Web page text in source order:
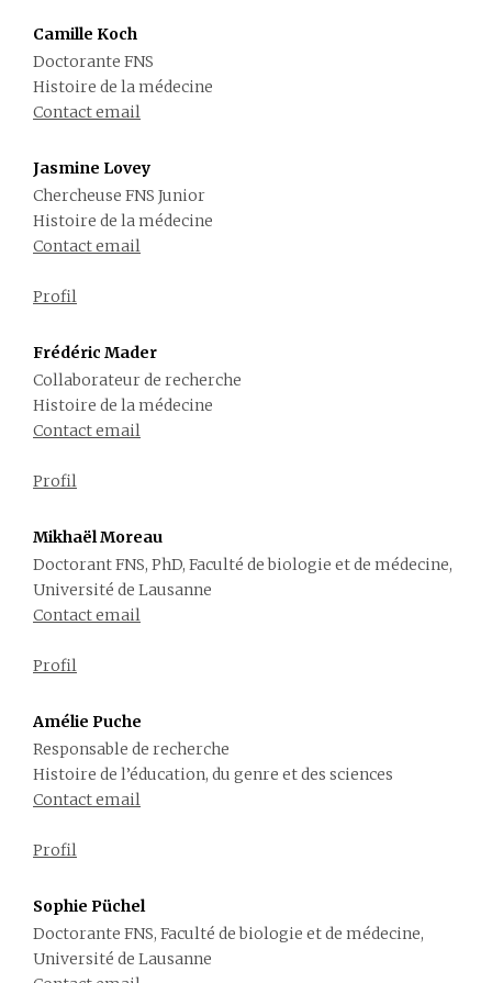
Camille Koch
Doctorante FNS
Histoire de la médecine
Contact email
Jasmine Lovey
Chercheuse FNS Junior
Histoire de la médecine
Contact email
Profil
Frédéric Mader
Collaborateur de recherche
Histoire de la médecine
Contact email
Profil
Mikhaël Moreau
Doctorant FNS, PhD, Faculté de biologie et de médecine,
Université de Lausanne
Contact email
Profil
Amélie Puche
Responsable de recherche
Histoire de l’éducation, du genre et des sciences
Contact email
Profil
Sophie Püchel
Doctorante FNS, Faculté de biologie et de médecine,
Université de Lausanne